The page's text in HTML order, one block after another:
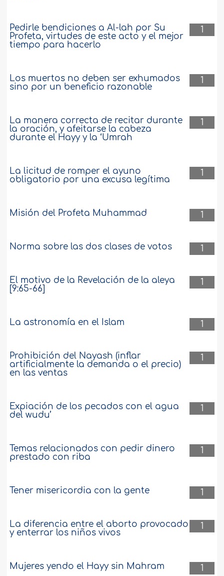
1
Pedirle bendiciones a Al-lah por Su
Profeta, virtudes de este acto y el mejor
tiempo para hacerlo
1
Los muertos no deben ser exhumados
sino por un beneficio razonable
1
La manera correcta de recitar durante
la oración, y afeitarse la cabeza
durante el Hayy y la ‘Umrah
1
La licitud de romper el ayuno
obligatorio por una excusa legítima
1
Misión del Profeta Muhammad
1
Norma sobre las dos clases de votos
1
El motivo de la Revelación de la aleya
[9:65-66]
1
La astronomía en el Islam
1
Prohibición del Nayash (inflar
artificialmente la demanda o el precio)
en las ventas
1
Expiación de los pecados con el agua
del wudu’
1
Temas relacionados con pedir dinero
prestado con riba
1
Tener misericordia con la gente
1
La diferencia entre el aborto provocado
y enterrar los niños vivos
1
Mujeres yendo el Hayy sin Mahram